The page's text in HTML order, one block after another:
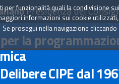
Presidenza del
la
CIPE dal
funzionalità quali la condivisione
informazioni sui cookie
Se prosegui nella navigazione